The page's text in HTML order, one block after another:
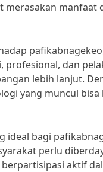
profesional, dan
lebih lanjut.
yang muncul
ideal bagi
perlu
aktif